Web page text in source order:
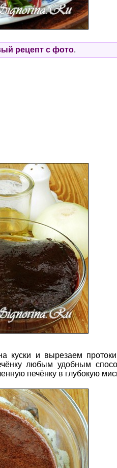
рецепт с фото.
и вырезаем
любым удобным
печёнку в глубокую